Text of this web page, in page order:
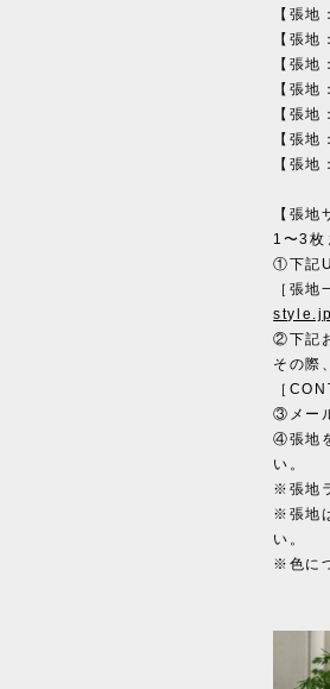
【張
【張
【張
【張
【張
【張
【張
【張地
1〜3枚
①下記
［張地
②下記
その際
［
③メー
④張地
い。
※張地
※張地
い。
※色に